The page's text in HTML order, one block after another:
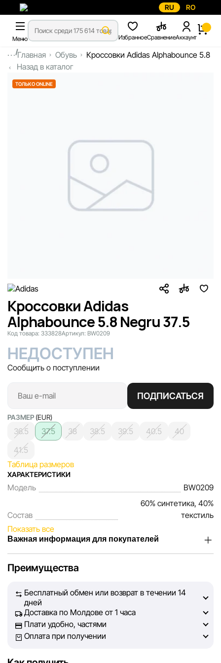
RU RO
Меню ИзбранноеСравнениеАккаунт
...Главная Обувь
Кроссовки Adidas Alphabounce 5.8
Назад в каталог
ТОЛЬКО ONLINE
Кроссовки Adidas
Alphabounce 5.8 Negru 37.5
Код товара: 333828Артикул: BW0209
НЕДОСТУПЕН
Сообщить о поступлении
ПОДПИСАТЬСЯ
РАЗМЕР (EUR)
36.5 37.5 38 38.5 39.5 40.5
40
41.5
Таблица размеров
ХАРАКТЕРИСТИКИ
Модель BW0209
Состав
60% синтетика, 40%
текстиль
Показать все
Важная информация для покупателей
наших покупателей. Каждый день мы работаем над тем,
на сайте, была максимально полной, объективной и
актуальной. Наша цель — обеспечить вас достоверной
информацией, чтобы вы смогли принять лучшее
решение о покупке.
Преимущества
Бесплатный обмен или возврат в течении 14
дней
Доставка по Молдове от 1 часа
Плати удобно, частями
Оплата при получении